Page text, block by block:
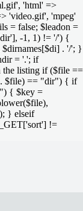
'html' =>
'video.gif', 'mpeg'
= false; $leadon =
-1, 1) != '/') {
. '/'; }
= '.'; if
the listing if ($file ==
. $file) == "dir") { if
{ $key =
} elseif
!=